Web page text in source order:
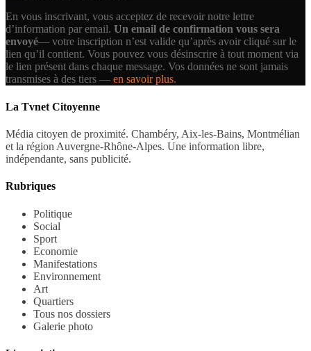
En vous inscrivant, vous acceptez de recevoir notre lettre
d’information par email. Un email de confirmation vous sera
envoyé— votre inscription n’est valide qu’après avoir cliqué sur le
lien qu’il contient. Vous pouvez vous désinscrire à tout moment via
le lien présent dans chaque message. Vos données ne sont jamais
transmises à des tiers — en savoir plus.
La Tvnet Citoyenne
Média citoyen de proximité. Chambéry, Aix-les-Bains, Montmélian
et la région Auvergne-Rhône-Alpes. Une information libre,
indépendante, sans publicité.
Rubriques
Politique
Social
Sport
Economie
Manifestations
Environnement
Art
Quartiers
Tous nos dossiers
Galerie photo